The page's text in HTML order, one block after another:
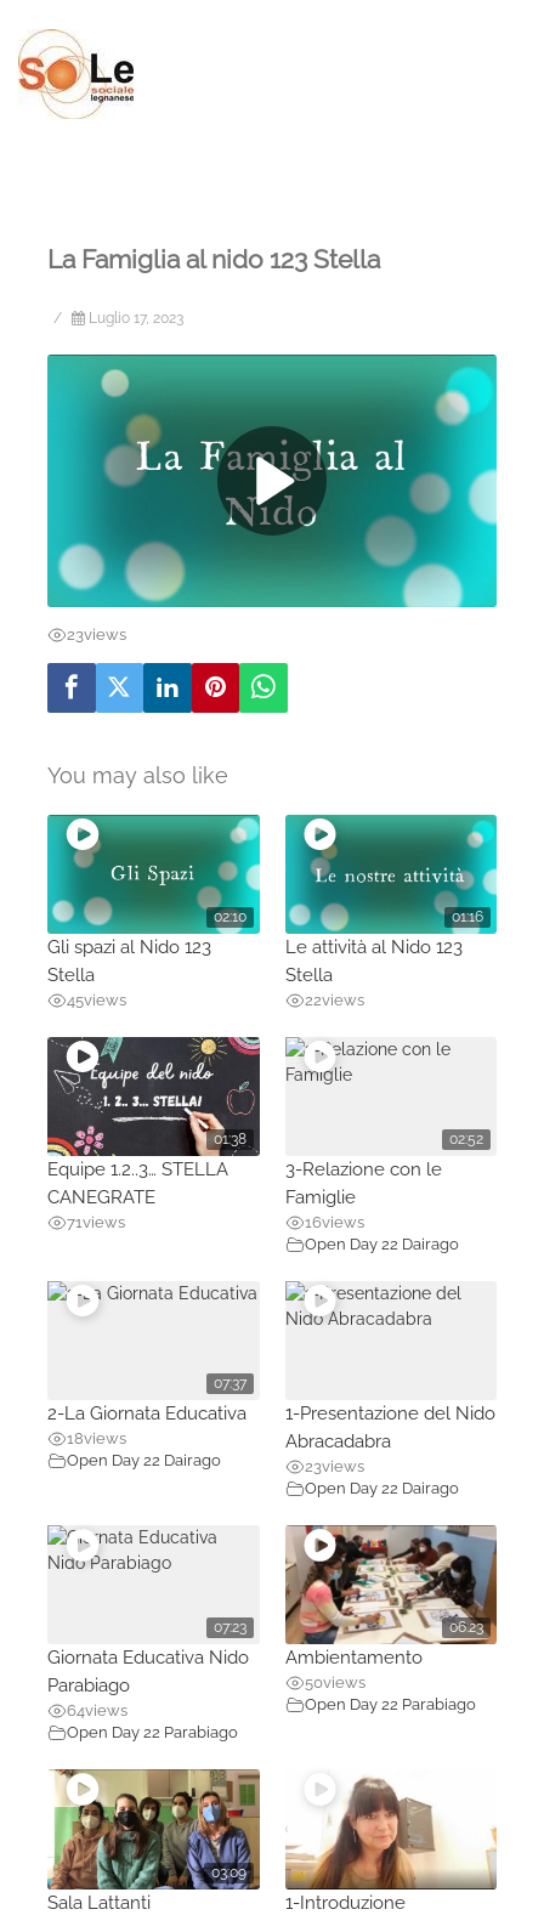
La Famiglia al nido 123 Stella
/ Luglio 17, 2023
Play Video
23views
You may also like
02:10
Gli spazi al Nido 123
Stella
45views
01:16
Le attività al Nido 123
Stella
22views
01:38
Equipe 1.2..3… STELLA
CANEGRATE
71views
02:52
3-Relazione con le
Famiglie
16views
Open Day 22 Dairago
07:37
2-La Giornata Educativa
18views
Open Day 22 Dairago
1-Presentazione del Nido
Abracadabra
23views
Open Day 22 Dairago
07:23
Giornata Educativa Nido
Parabiago
64views
Open Day 22 Parabiago
06:23
Ambientamento
50views
Open Day 22 Parabiago
03:09
Sala Lattanti
1-Introduzione